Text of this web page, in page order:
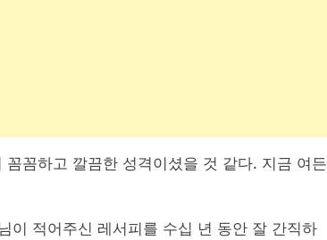
꼼하고 깔끔한 성격이셨을 것 같다. 지금 여든
이 적어주신 레서피를 수십 년 동안 잘 간직하